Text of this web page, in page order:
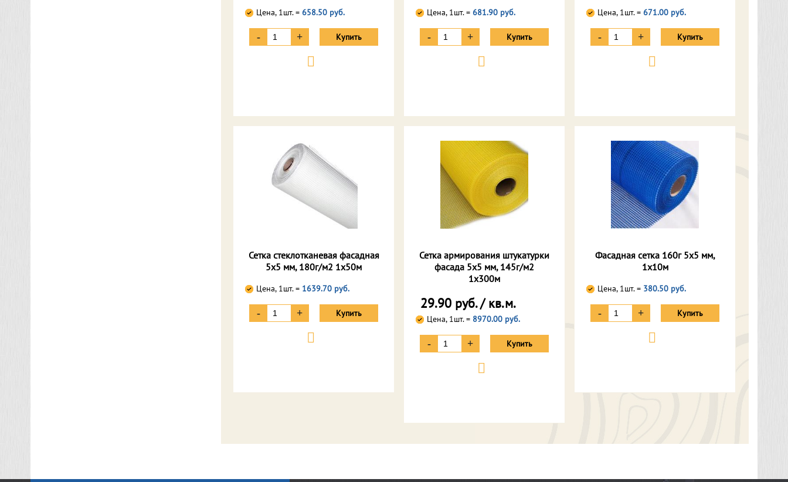
Цена, 1шт. = 658.50 руб.
- + Купить
Цена, 1шт. = 681.90 руб.
- + Купить
Цена, 1шт. = 671.00 руб.
- + Купить
Сетка стеклотканевая фасадная
5х5 мм, 180г/м2 1х50м
Цена, 1шт. = 1639.70 руб.
- + Купить
Сетка армирования штукатурки
фасада 5х5 мм, 145г/м2
1х300м
29.90 руб. / кв.м.
Цена, 1шт. = 8970.00 руб.
- + Купить
Фасадная сетка 160г 5х5 мм,
1х10м
Цена, 1шт. = 380.50 руб.
- + Купить